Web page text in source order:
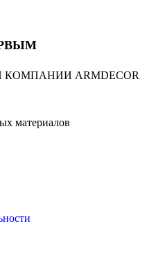
ARMDECOR
материалов